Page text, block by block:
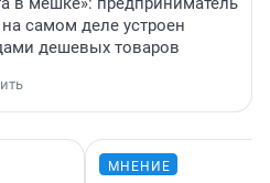
на самом деле устроен
дешевых товаров
МНЕНИЕ